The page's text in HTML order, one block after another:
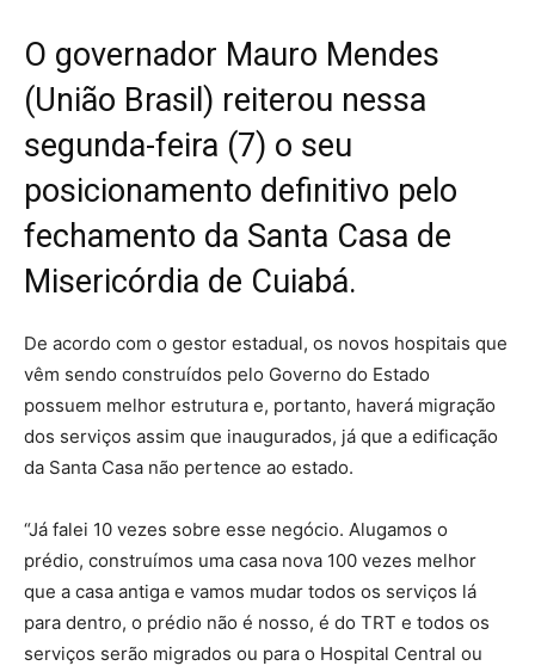
O governador Mauro Mendes
(União Brasil) reiterou nessa
segunda-feira (7) o seu
posicionamento definitivo pelo
fechamento da Santa Casa de
Misericórdia de Cuiabá.
De acordo com o gestor estadual, os novos hospitais que
vêm sendo construídos pelo Governo do Estado
possuem melhor estrutura e, portanto, haverá migração
dos serviços assim que inaugurados, já que a edificação
da Santa Casa não pertence ao estado.
“Já falei 10 vezes sobre esse negócio. Alugamos o
prédio, construímos uma casa nova 100 vezes melhor
que a casa antiga e vamos mudar todos os serviços lá
para dentro, o prédio não é nosso, é do TRT e todos os
serviços serão migrados ou para o Hospital Central ou